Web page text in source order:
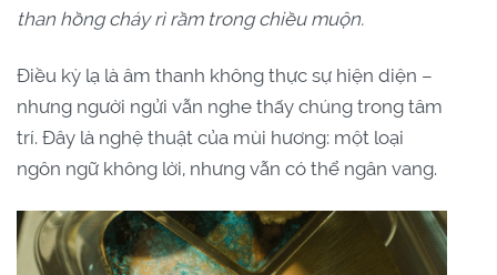
than hồng cháy rì rầm trong chiều muộn.
Điều kỳ lạ là âm thanh không thực sự hiện diện –
nhưng người ngửi vẫn nghe thấy chúng trong tâm
trí. Đây là nghệ thuật của mùi hương: một loại
ngôn ngữ không lời, nhưng vẫn có thể ngân vang.